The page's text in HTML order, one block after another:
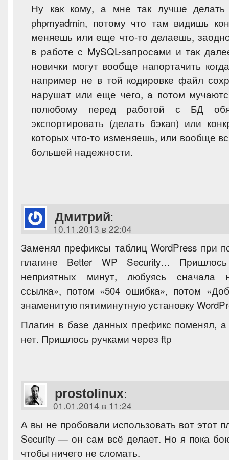
Ну как кому, а мне так лучше
phpmyadmin, потому что там видишь
меняешь или еще что-то делаешь,
в работе с MySQL-запросами и так
новички могут вообще напортачить
например не в той кодировке файл
нарушат или еще чего, а потом
полюбому перед работой с БД
экспортировать (делать бэкап) или
которых что-то изменяешь, или вообще
большей надежности.
Дмитрий:
10.11.2013 в 22:04
Заменял префиксы таблиц WordPress при
плагине Better WP Security…
неприятных минут, любуясь сначала
ссылка», потом «504 ошибка», потом
знаменитую пятиминутную установку
Плагин в базе данных префикс поменял,
нет. Пришлось ручками через ftp
prostolinux:
01.01.2014 в 11:24
А вы не пробовали использовать вот этот
Security — он сам всё делает. Но я пока
чтобы ничего не сломать.